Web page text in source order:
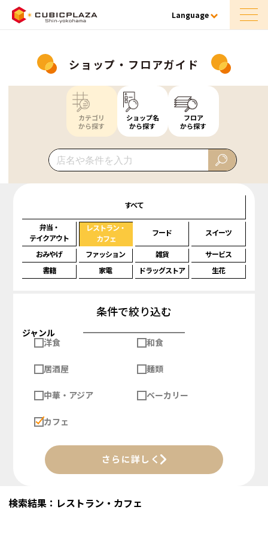
Language
ショップ・フロアガイド
カテゴリ
から探す
ショップ名
から探す
フロア
から探す
すべて
弁当・
テイクアウト
レストラン・
カフェ
フード スイーツ
おみやげ ファッション 雑貨
サービス
書籍
家電 ドラッグストア 生花
条件で絞り込む
ジャンル
洋食
和食
居酒屋 麺類
中華・アジア ベーカリー
カフェ
さらに詳しく
検索結果：レストラン・カフェ